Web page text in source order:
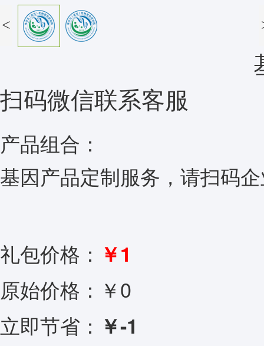
<
扫码微信联系客服
产品组合：
基因产品定制服务，请扫码
礼包价格： ￥1
原始价格：￥0
立即节省： ￥-1